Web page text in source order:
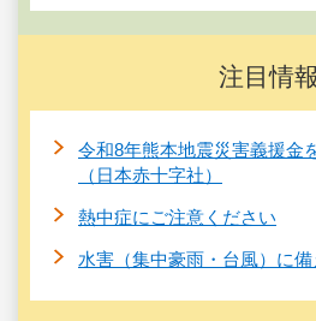
注目情報
令和8年熊本地震災害義援金
（日本赤十字社）
熱中症にご注意ください
水害（集中豪雨・台風）に備